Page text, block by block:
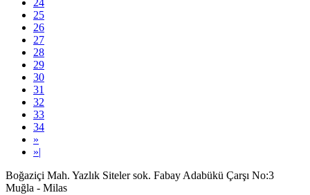
24
25
26
27
28
29
30
31
32
33
34
»
»|
Boğaziçi Mah. Yazlık Siteler sok. Fabay Adabükü Çarşı No:3
Muğla - Milas